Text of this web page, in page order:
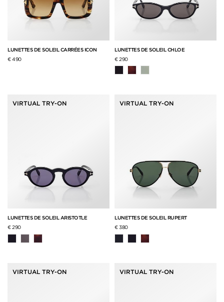
LUNETTES DE SOLEIL CARRÉES ICON
€ 490
LUNETTES DE SOLEIL CHLOE
€ 290
VIRTUAL TRY-ON
LUNETTES DE SOLEIL ARISTOTLE
€ 290
VIRTUAL TRY-ON
LUNETTES DE SOLEIL RUPERT
€ 380
VIRTUAL TRY-ON VIRTUAL TRY-ON